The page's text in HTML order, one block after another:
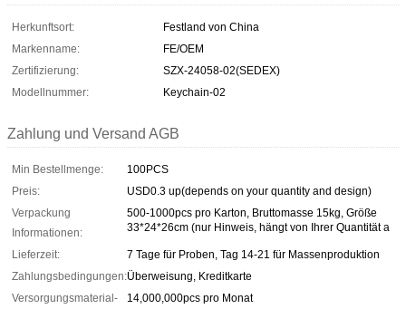
Herkunftsort:
Festland von China
Markenname:
FE/OEM
Zertifizierung:
SZX-24058-02(SEDEX)
Modellnummer:
Keychain-02
Zahlung und Versand AGB
Min Bestellmenge:
100PCS
Preis:
USD0.3 up(depends on your quantity and design)
Verpackung
Informationen:
500-1000pcs pro Karton, Bruttomasse 15kg, Größe
33*24*26cm (nur Hinweis, hängt von Ihrer Quantität a
Lieferzeit:
7 Tage für Proben, Tag 14-21 für Massenproduktion
Zahlungsbedingungen:Überweisung, Kreditkarte
Versorgungsmaterial-
14,000,000pcs pro Monat